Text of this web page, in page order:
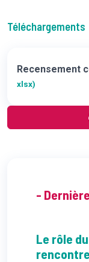
Téléchargements
Recensement
xlsx)
-
Le rôle